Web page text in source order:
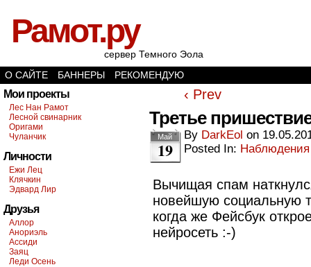
Рамот.ру
сервер Темного Эола
О САЙТЕ
БАННЕРЫ РЕКОМЕНДУЮ
Мои проекты
Лес Нан Рамот
Лесной свинарник
Оригами
Чуланчик
Личности
Ежи Лец
Клячкин
Эдвард Лир
Друзья
Аллор
Анориэль
Ассиди
Заяц
Леди Осень
‹ Prev
Третье
Май
19
By DarkEol on
Posted In: Наблюдения
Вычищая спам
новейшую социальную
когда же Фейсбук
нейросеть :-)